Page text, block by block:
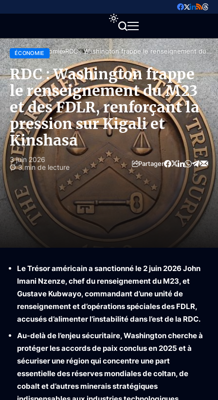
Accueil Économie RDC : Washington frappe le renseignement du
M23 et des FDLR, renforçant la pression sur Kigali
et Kinshasa
ÉCONOMIE
RDC : Washington frappe
le renseignement du M23
et des FDLR, renforçant la
pression sur Kigali et
Kinshasa
3 juin 2026
3 min de lecture
Partager
Le Trésor américain a sanctionné le 2 juin 2026 John
Imani Nzenze, chef du renseignement du M23, et
Gustave Kubwayo, commandant d’une unité de
renseignement et d’opérations spéciales des FDLR,
accusés d’alimenter l’instabilité dans l’est de la RDC.
Au-delà de l’enjeu sécuritaire, Washington cherche à
protéger les accords de paix conclus en 2025 et à
sécuriser une région qui concentre une part
essentielle des réserves mondiales de coltan, de
cobalt et d’autres minerais stratégiques